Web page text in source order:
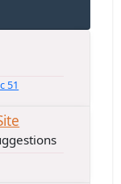
51